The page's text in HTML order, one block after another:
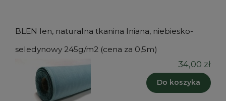
BLEN len, naturalna tkanina lniana, niebiesko-
seledynowy 245g/m2 (cena za 0,5m)
34,00 zł
Do koszyka